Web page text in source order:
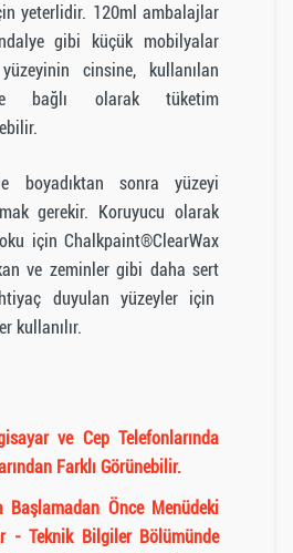
yeterlidir. 120ml ambalajlar
gibi küçük mobilyalar
cinsine, kullanılan
bağlı olarak tüketim
boyadıktan sonra yüzeyi
gerekir. Koruyucu olarak
için Chalkpaint®ClearWax
ve zeminler gibi daha sert
duyulan yüzeyler için
kullanılır.
ve Cep Telefonlarında
Farklı Görünebilir.
Başlamadan Önce Menüdeki
- Teknik Bilgiler Bölümünde